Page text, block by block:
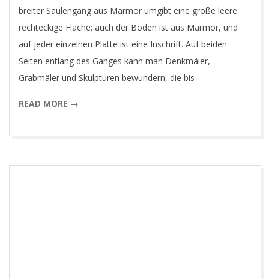
breiter Säulengang aus Marmor umgibt eine große leere
rechteckige Fläche; auch der Boden ist aus Marmor, und
auf jeder einzelnen Platte ist eine Inschrift. Auf beiden
Seiten entlang des Ganges kann man Denkmäler,
Grabmäler und Skulpturen bewundern, die bis
READ MORE →